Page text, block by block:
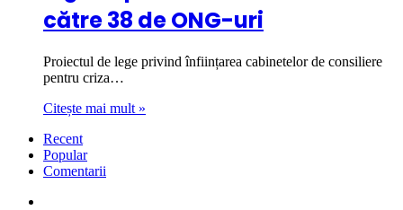
către 38 de ONG-uri
Proiectul de lege privind înființarea cabinetelor de consiliere
pentru criza…
Citește mai mult »
Recent
Popular
Comentarii